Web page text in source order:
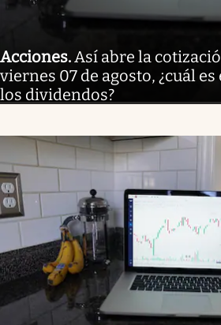
Acciones.Así abre la
viernes 07 de agosto, ¿cuál
los dividendos?